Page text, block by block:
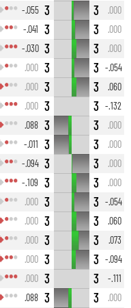
-.055 3 3
.000
-.041 3 3
.000
-.030 3 3
.000
.000 3 3 -.054
.000 3 3
.060
.000 3 3 -.132
.088 3 3
.000
-.011 3 3
.000
-.094 3 3
.000
-.109 3 3
.000
.000 3 3 -.054
.000 3 3
.060
.000 3 3
.073
.000 3 3 -.094
.000 3 3
-.111
.088 3 3
.000